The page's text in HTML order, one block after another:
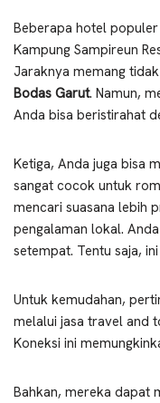
Beberapa hotel
Kampung Sampireun
Jaraknya memang
Bodas Garut. Namun,
Anda bisa beristirahat
Ketiga, Anda juga bisa
sangat cocok untuk
mencari suasana lebih
pengalaman lokal.
setempat. Tentu saja,
Untuk kemudahan,
melalui jasa travel and
Koneksi ini
Bahkan, mereka dapat